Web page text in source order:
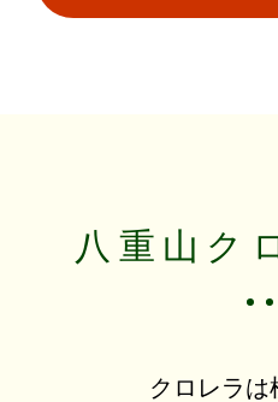
八重山ク
クロレラは